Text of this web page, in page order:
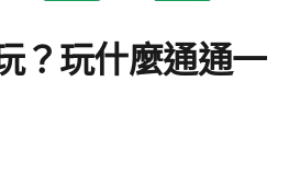
？玩什麼通通一